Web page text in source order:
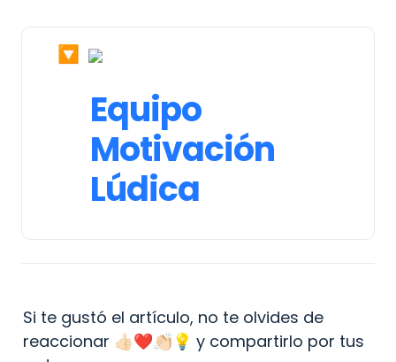
🔽
Equipo
Motivación
Lúdica
Si te gustó el artículo, no te olvides de
reaccionar 👍🏻❤️👏🏻💡 y compartirlo por tus